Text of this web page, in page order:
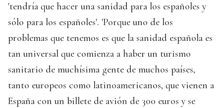
'tendría que hacer una sanidad para los españoles y
sólo para los españoles'. 'Porque uno de los
problemas que tenemos es que la sanidad española es
tan universal que comienza a haber un turismo
sanitario de muchísima gente de muchos países,
tanto europeos como latinoamericanos, que vienen a
España con un billete de avión de 300 euros y se